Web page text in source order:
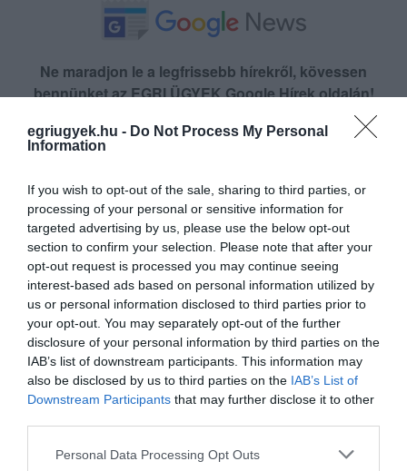
egriugyek.hu - Do Not Process My Personal
Information
If you wish to opt-out of the sale, sharing to third parties, or
processing of your personal or sensitive information for
targeted advertising by us, please use the below opt-out
section to confirm your selection. Please note that after your
opt-out request is processed you may continue seeing
interest-based ads based on personal information utilized by
us or personal information disclosed to third parties prior to
your opt-out. You may separately opt-out of the further
disclosure of your personal information by third parties on the
IAB’s list of downstream participants. This information may
also be disclosed by us to third parties on the IAB’s List of
Downstream Participants that may further disclose it to other
Please note that this website/app uses one or more Google
Personal Data Processing Opt Outs
Ne maradjon le a legfrissebb hírekről, kövessen
bennünket az EGRI ÜGYEK Google Hírek oldalán!
VISSZA A FŐOLDALRA
Legfrissebb híreink
MINDHÁROM ÜTEMBEN DOLGOZNAK A 25-
ÖS FŐÚTON EGERBEN